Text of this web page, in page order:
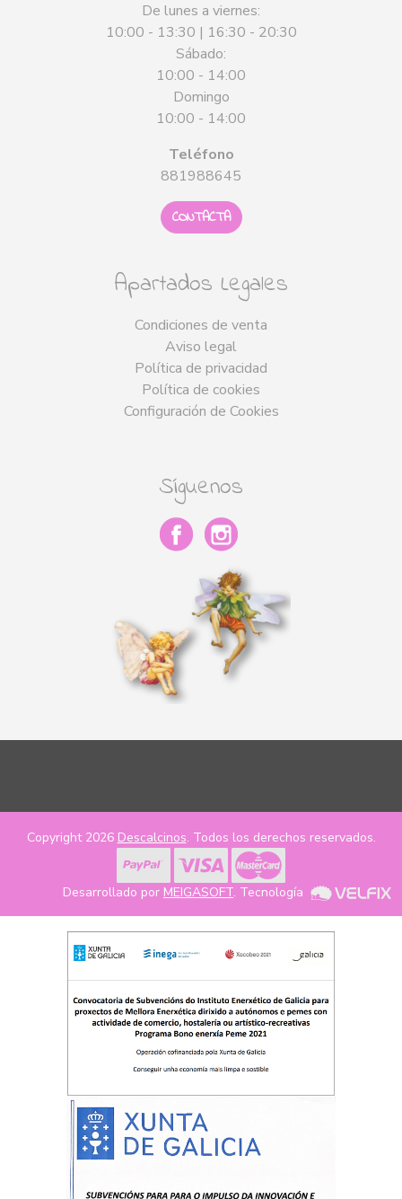
De lunes a viernes:
10:00 - 13:30 | 16:30 - 20:30
Sábado:
10:00 - 14:00
Domingo
10:00 - 14:00
Teléfono
881988645
CONTACTA
Apartados Legales
Condiciones de venta
Aviso legal
Política de privacidad
Política de cookies
Configuración de Cookies
Síguenos
Copyright 2026 Descalcinos. Todos los derechos reservados.
Desarrollado por MEIGASOFT. Tecnología